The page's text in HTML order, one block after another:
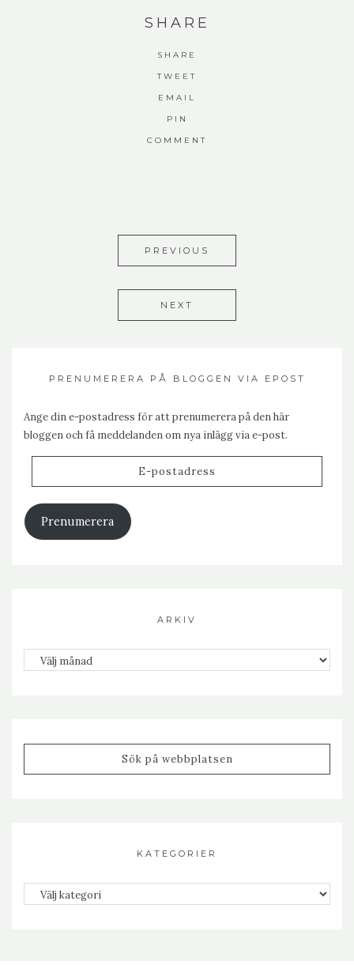
SHARE
SHARE
TWEET
EMAIL
PIN
COMMENT
PREVIOUS
NEXT
PRENUMERERA PÅ BLOGGEN VIA EPOST
Ange din e-postadress för att prenumerera på den här
bloggen och få meddelanden om nya inlägg via e-post.
Prenumerera
ARKIV
Arkiv
KATEGORIER
Kategorier